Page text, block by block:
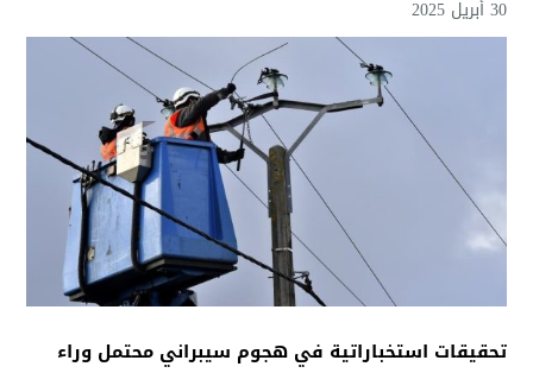
30 أبريل 2025
تحقيقات استخباراتية في هجوم سيبراني محتمل وراء